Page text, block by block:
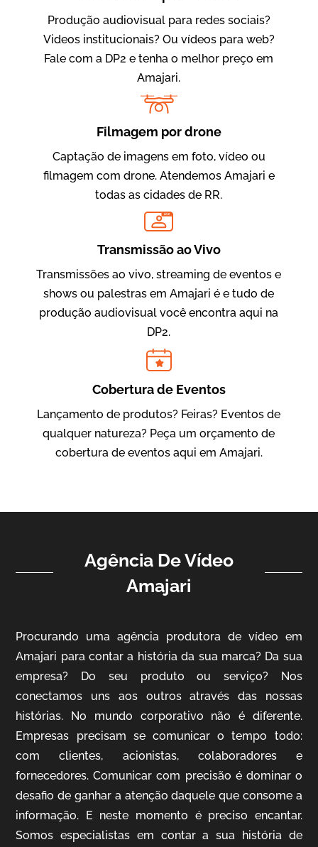
Amigo Edu
Evolucional
Vídeos para Treinamentos
IBCC
Vídeo Institucional
Vídeo Institucional
IQVIA
Cobertura de Eventos
Produção audiovisual para redes sociais?
Videos institucionais? Ou vídeos para web?
Fale com a DP2 e tenha o melhor preço em
Amajari.
Filmagem por drone
Captação de imagens em foto, vídeo ou
filmagem com drone. Atendemos Amajari e
todas as cidades de RR.
LIVE
Transmissão ao Vivo
Transmissões ao vivo, streaming de eventos e
shows ou palestras em Amajari é e tudo de
produção audiovisual você encontra aqui na
DP2.
Cobertura de Eventos
Lançamento de produtos? Feiras? Eventos de
qualquer natureza? Peça um orçamento de
cobertura de eventos aqui em Amajari.
Agência De Vídeo
Amajari
Procurando uma agência produtora de vídeo em
Amajari para contar a história da sua marca? Da sua
empresa? Do seu produto ou serviço? Nos
conectamos uns aos outros através das nossas
histórias. No mundo corporativo não é diferente.
Empresas precisam se comunicar o tempo todo:
com clientes, acionistas, colaboradores e
fornecedores. Comunicar com precisão é dominar o
desafio de ganhar a atenção daquele que consome a
informação. E neste momento é preciso encantar.
Somos especialistas em contar a sua história de